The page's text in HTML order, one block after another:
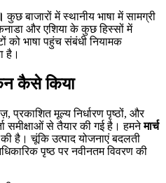
कुछ बाजारों में स्थानीय भाषा में सामग्री
और एशिया के कुछ हिस्सों में
को भाषा पहुंच संबंधी नियामक
है।
कैसे किया
प्रकाशित मूल्य निर्धारण पृष्ठों, और
समीक्षाओं से तैयार की गई है। हमनेमार्च
है। चूंकि उत्पाद योजनाएं बदलती
पृष्ठ पर नवीनतम विवरण की